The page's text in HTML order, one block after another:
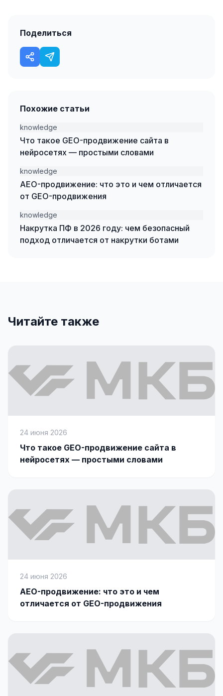
Поделиться
Похожие статьи
knowledge
Что такое GEO-продвижение сайта в
нейросетях — простыми словами
knowledge
AEO-продвижение: что это и чем отличается
от GEO-продвижения
knowledge
Накрутка ПФ в 2026 году: чем безопасный
подход отличается от накрутки ботами
Читайте также
24 июня 2026
Что такое GEO-продвижение сайта в
нейросетях — простыми словами
24 июня 2026
AEO-продвижение: что это и чем
отличается от GEO-продвижения